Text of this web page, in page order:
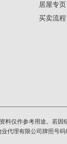
居屋专页
买卖流程
料仅作参考用途。若因
业代理有限公司牌照号